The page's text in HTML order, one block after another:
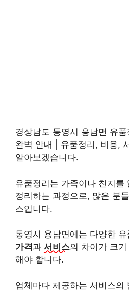
경상남도 통영시 용남면 유
완벽 안내 | 유품정리, 비용,
알아보겠습니다.
유품정리는 가족이나 친지를
정리하는 과정으로, 많은 분
스입니다.
통영시 용남면에는 다양한
가격과 서비스의 차이가 크
해야 합니다.
업체마다 제공하는 서비스의